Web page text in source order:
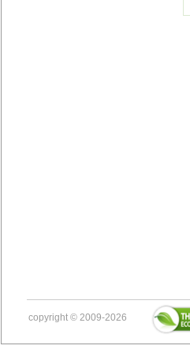
copyright © 2009-2026